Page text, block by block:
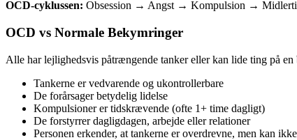
OCD-cyklussen: Obsession → Angst → Kompulsion →
OCD vs Normale Bekymringer
Alle har lejlighedsvis påtrængende tanker eller kan lide ting på
Tankerne er vedvarende og ukontrollerbare
De forårsager betydelig lidelse
Kompulsioner er tidskrævende (ofte 1+ time dagligt)
De forstyrrer dagligdagen, arbejde eller relationer
Personen erkender, at tankerne er overdrevne, men kan